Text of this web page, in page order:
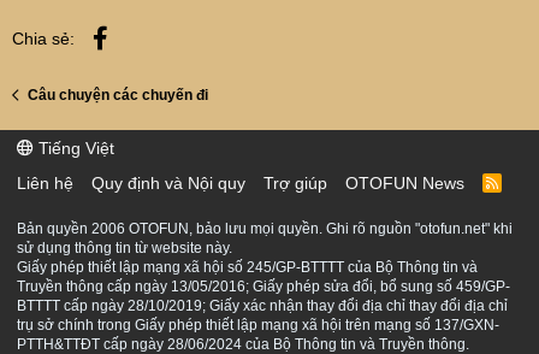
Chia sẻ:
Câu chuyện các chuyến đi
Tiếng Việt
Liên hệ
Quy định và Nội quy Trợ giúp OTOFUN News
R
S
Bản quyền 2006 OTOFUN, bảo lưu mọi quyền. Ghi rõ nguồn "otofun.net" khi
sử dụng thông tin từ website này.
Giấy phép thiết lập mạng xã hội số 245/GP-BTTTT của Bộ Thông tin và
Truyền thông cấp ngày 13/05/2016; Giấy phép sửa đổi, bổ sung số 459/GP-
BTTTT cấp ngày 28/10/2019; Giấy xác nhận thay đổi địa chỉ thay đổi địa chỉ
trụ sở chính trong Giấy phép thiết lập mạng xã hội trên mạng số 137/GXN-
PTTH&TTĐT cấp ngày 28/06/2024 của Bộ Thông tin và Truyền thông.